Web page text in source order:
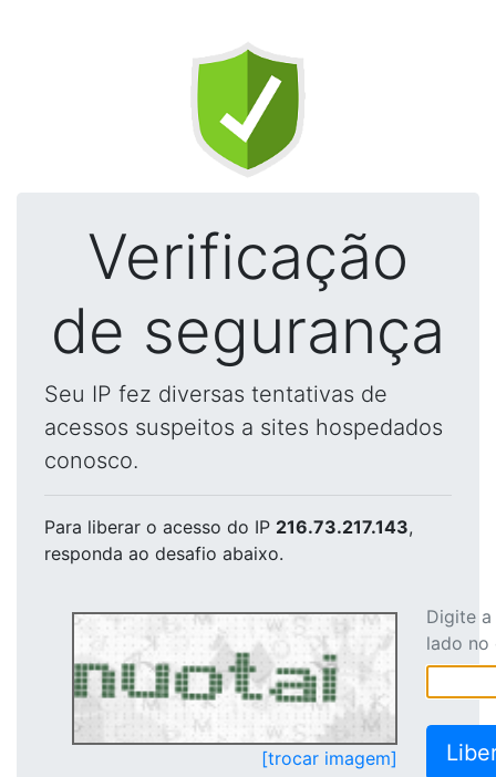
Verificação
de segurança
Seu IP fez diversas tentativas de
acessos suspeitos a sites hospedados
conosco.
Para liberar o acesso do IP 216.73.217.143,
responda ao desafio abaixo.
[trocar imagem]
Digite
lado no